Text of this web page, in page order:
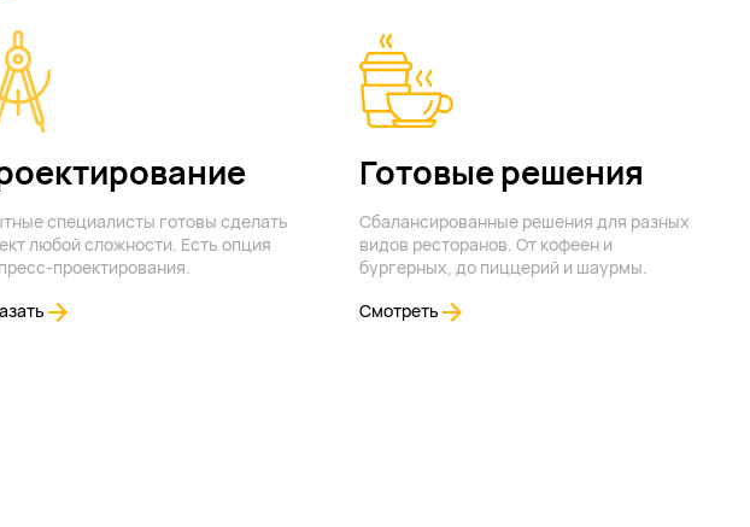
специалисты готовы сделать
любой сложности. Есть опция
проектирования.
Готовые решения
Сбалансированные решения для разных
видов ресторанов. От кофеен и
бургерных, до пиццерий и шаурмы.
Смотреть